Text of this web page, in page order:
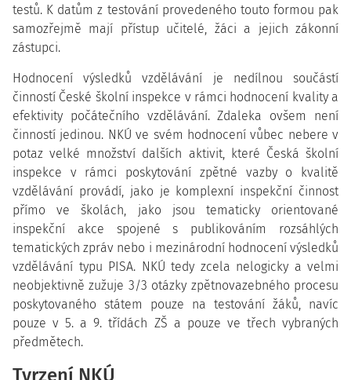
testů. K datům z testování provedeného touto formou pak
samozřejmě mají přístup učitelé, žáci a jejich zákonní
zástupci.
Hodnocení výsledků vzdělávání je nedílnou součástí
činností České školní inspekce v rámci hodnocení kvality a
efektivity počátečního vzdělávání. Zdaleka ovšem není
činností jedinou. NKÚ ve svém hodnocení vůbec nebere v
potaz velké množství dalších aktivit, které Česká školní
inspekce v rámci poskytování zpětné vazby o kvalitě
vzdělávání provádí, jako je komplexní inspekční činnost
přímo ve školách, jako jsou tematicky orientované
inspekční akce spojené s publikováním rozsáhlých
tematických zpráv nebo i mezinárodní hodnocení výsledků
vzdělávání typu PISA. NKÚ tedy zcela nelogicky a velmi
neobjektivně zužuje 3/3 otázky zpětnovazebného procesu
poskytovaného státem pouze na testování žáků, navíc
pouze v 5. a 9. třídách ZŠ a pouze ve třech vybraných
předmětech.
Tvrzení NKÚ